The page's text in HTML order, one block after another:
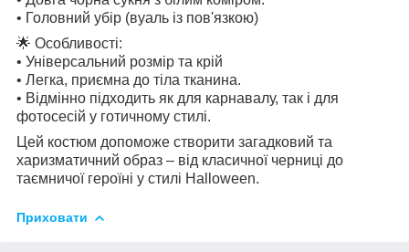
• Головний убір (вуаль із пов'язкою)
🌟 Особливості:
• Універсальний розмір та крій
• Легка, приємна до тіла тканина.
• Відмінно підходить як для карнавалу, так і для
фотосесій у готичному стилі.
Цей костюм допоможе створити загадковий та
харизматичний образ – від класичної черниці до
таємничої героїні у стилі Halloween.
Приховати